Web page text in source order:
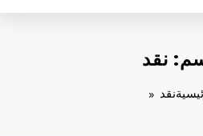
نقد
نقد